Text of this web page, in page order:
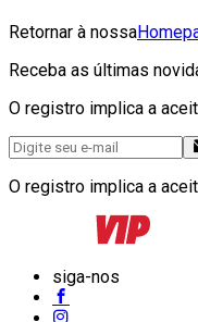
Retornar à nossa
Receba as últimas
O registro implica a
O registro implica a
siga-nos